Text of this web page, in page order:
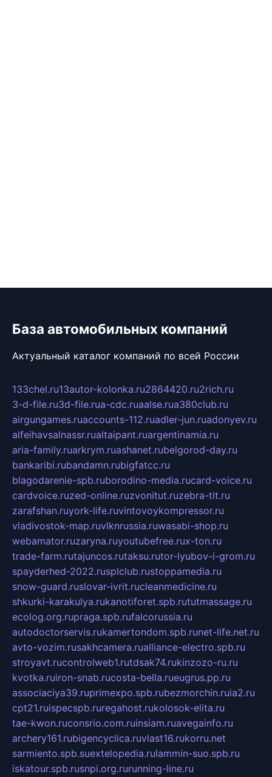
База автомобильных компаний
Актуальный каталог компаний по всей России
133chel.ru13autor-kolonka.ru2864420.ru2rich.ru
3-d-file.ru3d-file.rua-cdc.ruaalse.rua380club.ru
airgungames.ruaccounts-112.ruadler-jun.ruadonyev.ru
alfeihavsalnassr.rualtaipant.ruargentinamia.ru
aria-family.ruarkrym.ruashanet.rubelgorod-day.ru
bankaribi.rubandamn.rubigfatcc.ru
blagodarenie-spb.ruborodino-media.rucard-voice.ru
cardvoice.ruzed-online.ruzvonitut.ruzebra-tlt.ru
zarafshan.ruyork-life.ruvintovoykompressor.ru
vladivostok-map.ruvlknrussia.ruwasabi-shop.ru
webamator.ruzaryna.ruyoutubefree.rux-ton.ru
trade-farm.rutajuncos.rutaksu.rutor-lyubov-i-grom.ru
spayderhed-2022.rusplclub.rustoppamedia.ru
snow-guard.ruslovar-ivrit.rucleanmedicine.ru
shkurki-karakulya.rukanotiforet.spb.rututmassage.ru
ecolog.org.rupraga.spb.rufalcorussia.ru
autodoctorservis.rukamertondom.spb.runet-life.net.ru
avto-vozim.rusakhcamera.rualliance-electro.spb.ru
stroyavt.rucontrolweb1.rutdsak74.rukinzozo-ru.ru
kvotka.ruiron-snab.rucosta-bella.rueugrus.pp.ru
associaciya39.ruprimexpo.spb.rubezmorchin.ruia2.ru
cpt21.ruispecspb.ruregahost.rukolosok-elita.ru
tae-kwon.ruconsrio.com.ruinsiam.ruavegainfo.ru
archery161.rubigencyclica.ruvlast16.rukorru.net
sarmiento.spb.suextelopedia.rulammin-suo.spb.ru
iskatour.spb.rusnpi.org.rurunning-line.ru